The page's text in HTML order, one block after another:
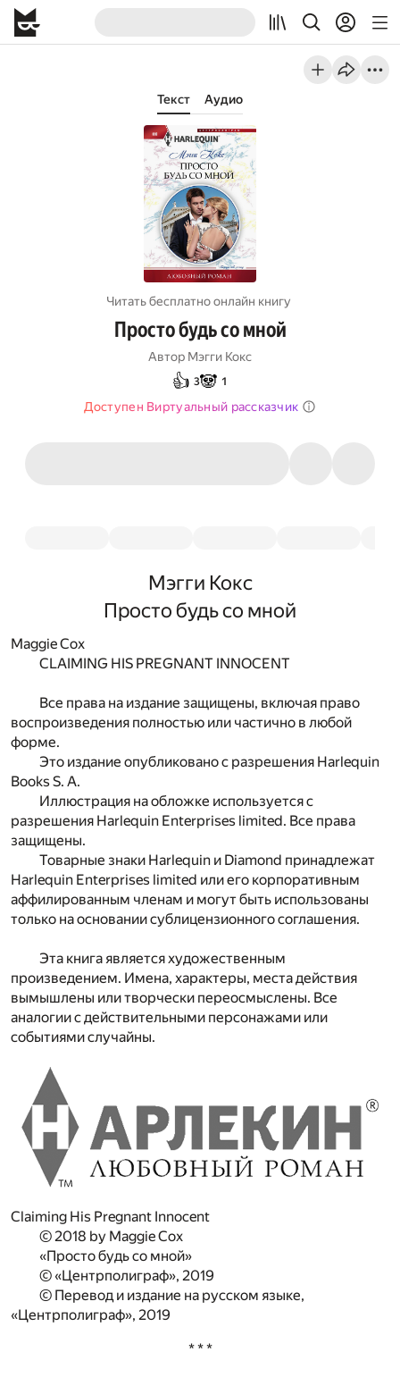
Текст Аудио
Читать бесплатно онлайн книгу
Просто будь со мной
Автор Мэгги Кокс
👍 3🐼 1
Доступен Виртуальный рассказчик
Мэгги Кокс
Просто будь со мной
Maggie Cox
CLAIMING HIS PREGNANT INNOCENT
Все права на издание защищены, включая право
воспроизведения полностью или частично в любой
форме.
Это издание опубликовано с разрешения Harlequin
Books S. A.
Иллюстрация на обложке используется с
разрешения Harlequin Enterprises limited. Все права
защищены.
Товарные знаки Harlequin и Diamond принадлежат
Harlequin Enterprises limited или его корпоративным
аффилированным членам и могут быть использованы
только на основании сублицензионного соглашения.
Эта книга является художественным
произведением. Имена, характеры, места действия
вымышлены или творчески переосмыслены. Все
аналогии с действительными персонажами или
событиями случайны.
Claiming His Pregnant Innocent
© 2018 by Maggie Cox
«Просто будь со мной»
© «Центрполиграф», 2019
© Перевод и издание на русском языке,
«Центрполиграф», 2019
* * *